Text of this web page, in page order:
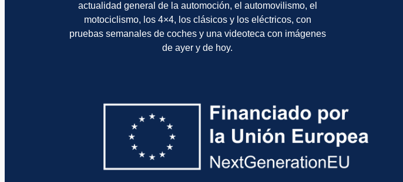
actualidad general de la automoción, el automovilismo, el
motociclismo, los 4×4, los clásicos y los eléctricos, con
pruebas semanales de coches y una videoteca con imágenes
de ayer y de hoy.